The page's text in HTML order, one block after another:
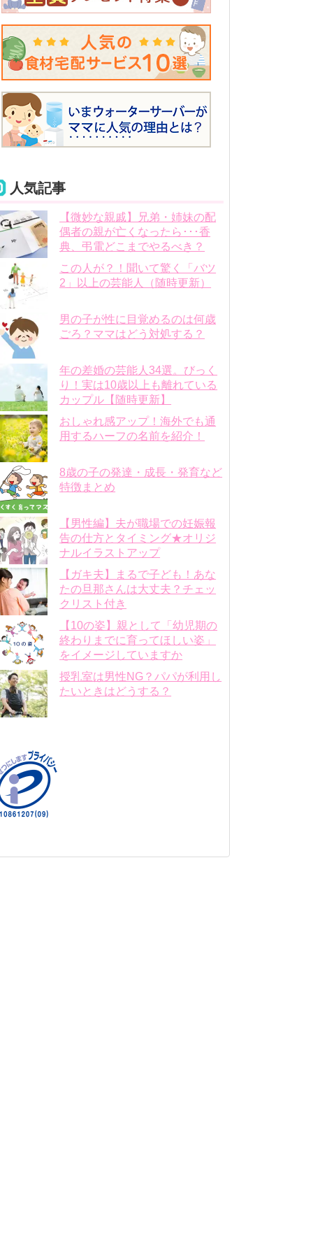
人気記事
【微妙な親戚】兄弟・姉妹の配
偶者の親が亡くなったら･･･香
典、弔電どこまでやるべき？
この人が？！聞いて驚く「バツ
2」以上の芸能人（随時更新）
男の子が性に目覚めるのは何歳
ごろ？ママはどう対処する？
年の差婚の芸能人34選。びっく
り！実は10歳以上も離れている
カップル【随時更新】
おしゃれ感アップ！海外でも通
用するハーフの名前を紹介！
8歳の子の発達・成長・発育など
特徴まとめ
【男性編】夫が職場での妊娠報
告の仕方とタイミング★オリジ
ナルイラストアップ
【ガキ夫】まるで子ども！あな
たの旦那さんは大丈夫？チェッ
クリスト付き
【10の姿】親として「幼児期の
終わりまでに育ってほしい姿」
をイメージしていますか
授乳室は男性NG？パパが利用し
たいときはどうする？